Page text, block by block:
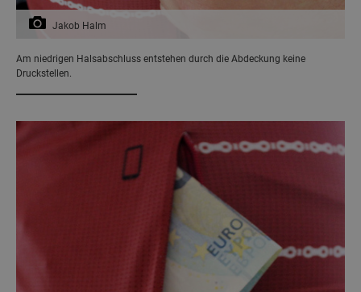
Jakob Halm
Am niedrigen Halsabschluss entstehen durch die Abdeckung keine
Druckstellen.